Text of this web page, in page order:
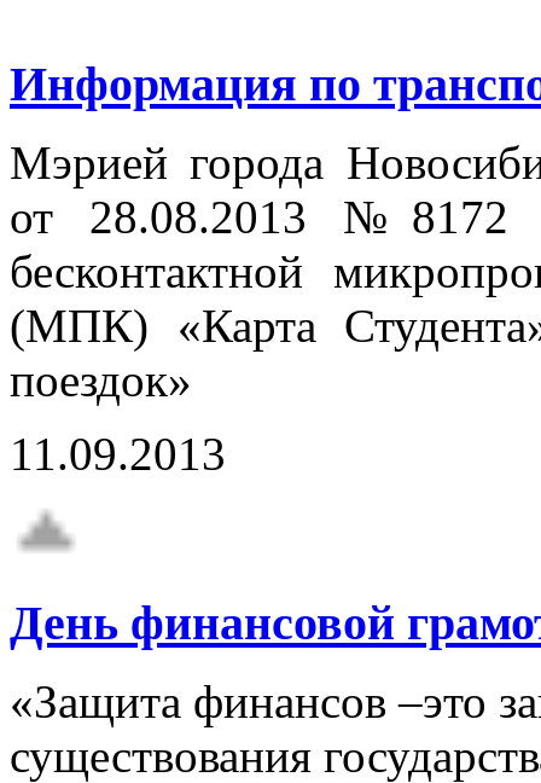
Информация по
Мэрией города
от 28.08.2013 №8172
бесконтактной
(МПК) «Карта
поездок»
11.09.2013
День финансовой
«Защита финансов –это
существования